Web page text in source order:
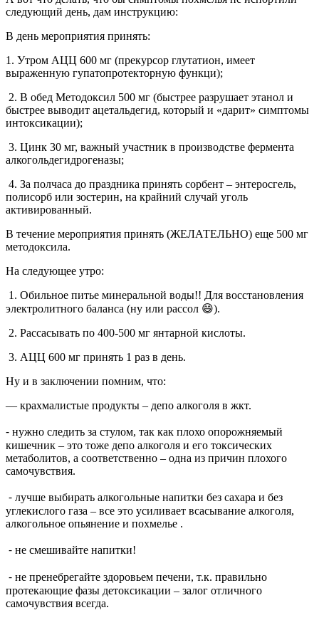
следующий день, дам инструкцию:
В день мероприятия принять:
1. Утром АЦЦ 600 мг (прекурсор глутатион, имеет
выраженную гупатопротекторную функци);
2. В обед Методоксил 500 мг (быстрее разрушает этанол и
быстрее выводит ацетальдегид, который и «дарит» симптомы
интоксикации);
3. Цинк 30 мг, важный участник в производстве фермента
алкогольдегидрогеназы;
4. За полчаса до праздника принять сорбент – энтеросгель,
полисорб или зостерин, на крайний случай уголь
активированный.
В течение мероприятия принять (ЖЕЛАТЕЛЬНО) еще 500 мг
методоксила.
На следующее утро:
1. Обильное питье минеральной воды!! Для восстановления
электролитного баланса (ну или рассол 😄).
2. Рассасывать по 400-500 мг янтарной кислоты.
3. АЦЦ 600 мг принять 1 раз в день.
Ну и в заключении помним, что:
— крахмалистые продукты – депо алкоголя в жкт.
⁃ нужно следить за стулом, так как плохо опорожняемый
кишечник – это тоже депо алкоголя и его токсических
метаболитов, а соответственно – одна из причин плохого
самочувствия.
⁃ лучше выбирать алкогольные напитки без сахара и без
углекислого газа – все это усиливает всасывание алкоголя,
алкогольное опьянение и похмелье .
⁃ не смешивайте напитки!
⁃ не пренебрегайте здоровьем печени, т.к. правильно
протекающие фазы детоксикации – залог отличного
самочувствия всегда.